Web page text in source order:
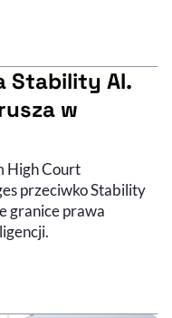
Stability AI.
w
High Court
przeciwko Stability
granice prawa